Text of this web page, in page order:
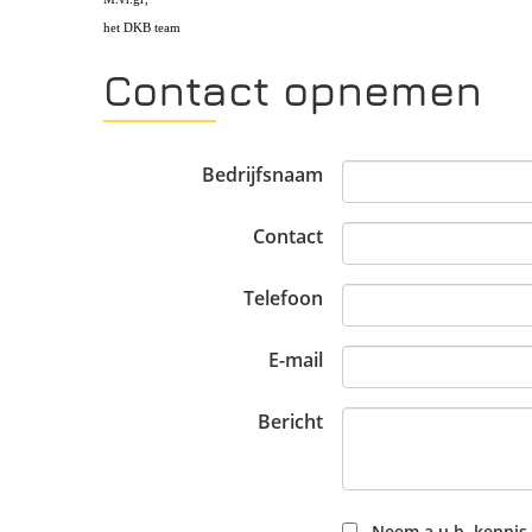
het DKB team
Contact opnemen
Bedrijfsnaam
Contact
Telefoon
E-mail
Bericht